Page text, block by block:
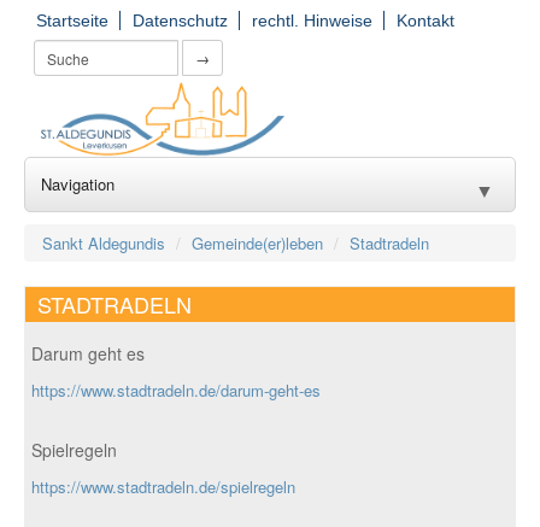
Startseite Datenschutz rechtl. Hinweise Kontakt
→
Navigation ▼
Wir für Sie
Seelsorge ▼
Einrichtungen
Gruppierungen
Gemeinde(er)leben
Sankt Aldegundis Gemeinde(er)leben Stadtradeln
STADTRADELN
Darum geht es
https://www.stadtradeln.de/darum-geht-es
Spielregeln
https://www.stadtradeln.de/spielregeln